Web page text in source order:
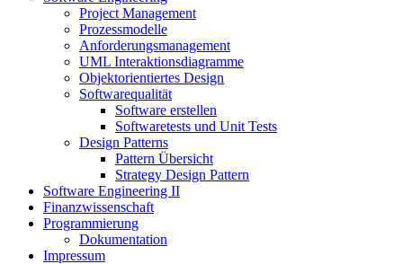
Project Management
Prozessmodelle
Anforderungsmanagement
UML Interaktionsdiagramme
Objektorientiertes Design
Softwarequalität
Software erstellen
Softwaretests und Unit Tests
Design Patterns
Pattern Übersicht
Strategy Design Pattern
Software Engineering II
Finanzwissenschaft
Programmierung
Dokumentation
Impressum